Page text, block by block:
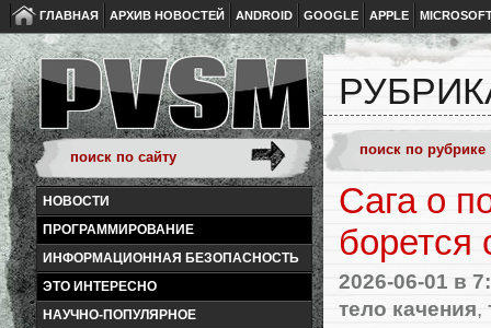
ГЛАВНАЯ АРХИВ НОВОСТЕЙ ANDROID GOOGLE APPLE
НОВОСТИ
ПРОГРАММИРОВАНИЕ
ИНФОРМАЦИОННАЯ БЕЗОПАСНОСТЬ
ЭТО ИНТЕРЕСНО
НАУЧНО-ПОПУЛЯРНОЕ
Сага о
борется
2026-06-01 в
тело качения,